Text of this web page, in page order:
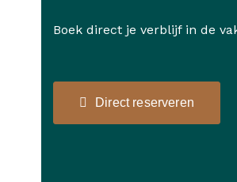
Boek direct je verblijf in de
Direct reserveren